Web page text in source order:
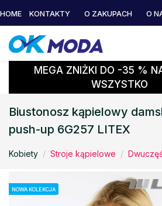
HOME KONTAKTY O ZAKUPACH O
MEGA ZNIŻKI DO -35 %
WSZYSTKO
Biustonosz kąpielowy
push-up 6G257 LITEX
Kobiety Stroje kąpielowe
NOWA KOLEKCJA